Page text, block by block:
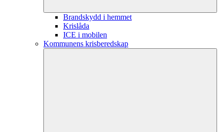
Brandskydd i hemmet
Krislåda
ICE i mobilen
Kommunens krisberedskap